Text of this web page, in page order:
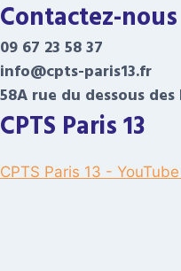
Contactez-nous
09 67 23 58 37
info@cpts-paris13.fr
58A rue du dessous des
CPTS Paris 13
CPTS Paris 13 - YouTube